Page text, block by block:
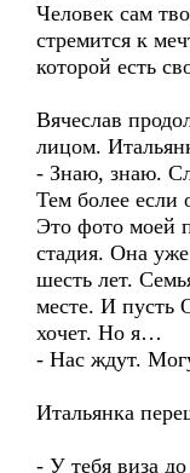
Человек сам
стремится к
которой есть
Вячеслав
лицом.
- Знаю, знаю.
Тем более
Это фото моей
стадия. Она
шесть лет.
месте. И пусть
хочет. Но я…
- Нас ждут.
Итальянка
- У тебя виза